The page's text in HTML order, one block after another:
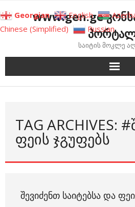
to
content
www.gen.ge
საიტის მოკლე
TAG ARCHIVES:
ᲤᲔᲘᲡ ᲯᲒᲣᲤᲔᲑᲡ
ᲨᲔᲕᲘᲫᲔᲜᲗ ᲡᲐᲘᲢᲔᲑᲡᲐ ᲓᲐ
Georgian English
Chinese (Simplified)
Russian